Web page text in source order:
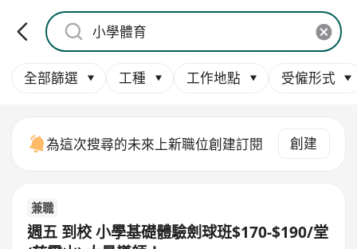
全部篩選 工種 工作地點 受僱形式
為這次搜尋的未來上新職位創建訂閱 創建
兼職
週五 到校 小學基礎體驗劍球班$170-$190/堂